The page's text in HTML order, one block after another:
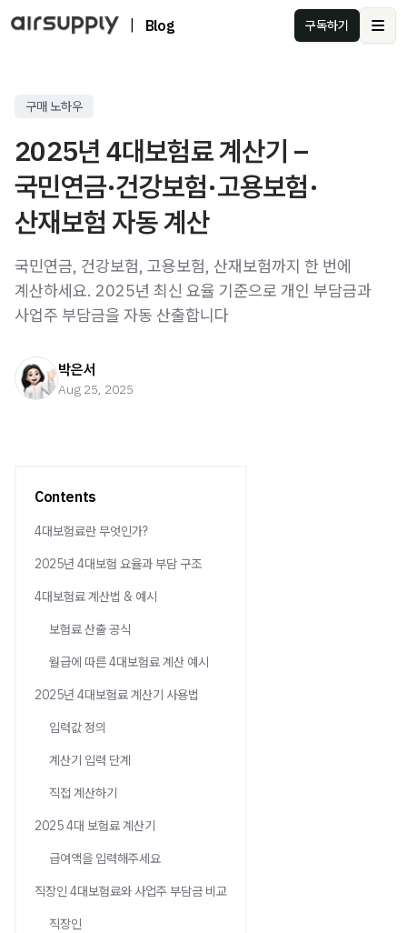
Blog 구독하기
구매 노하우
2025년 4대보험료 계산기 –
국민연금·건강보험·고용보험·
산재보험 자동 계산
국민연금, 건강보험, 고용보험, 산재보험까지 한 번에
계산하세요. 2025년 최신 요율 기준으로 개인 부담금과
사업주 부담금을 자동 산출합니다
박은서
Aug 25, 2025
Contents
4대보험료란 무엇인가?
2025년 4대보험 요율과 부담 구조
4대보험료 계산법 & 예시
보험료 산출 공식
월급에 따른 4대보험료 계산 예시
2025년 4대보험료 계산기 사용법
입력값 정의
계산기 입력 단계
직접 계산하기
2025 4대 보험료 계산기
급여액을 입력해주세요
직장인 4대보험료와 사업주 부담금 비교
직장인